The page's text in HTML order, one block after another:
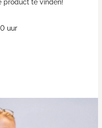
product te vinden!
uur